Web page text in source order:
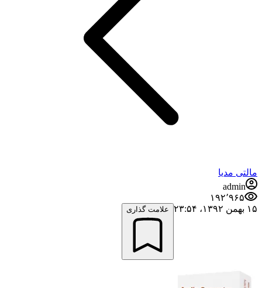
مالتی مدیا
admin
۱۹۲٬۹۶۵
۱۵ بهمن ۱۳۹۲،‏ ۲۳:۵۴
علامت گذاری